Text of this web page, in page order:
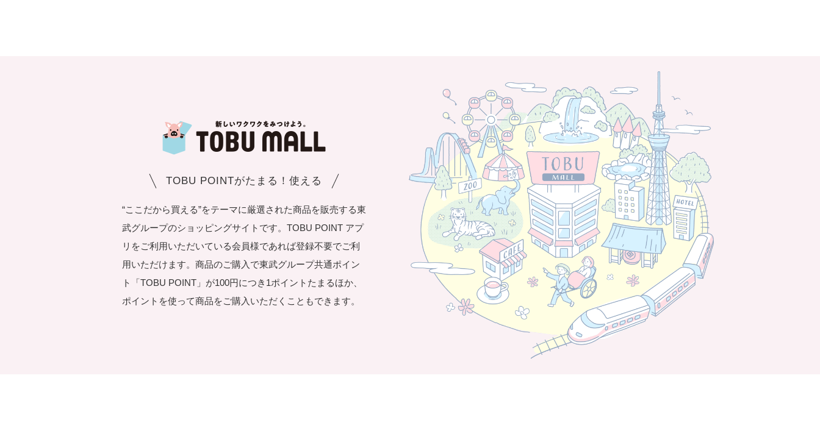
TOBU POINTがたまる！使える
“ここだから買える”をテーマに厳選された商品を販売する東
武グループのショッピングサイトです。TOBU POINT アプ
リをご利用いただいている会員様であれば登録不要でご利
用いただけます。商品のご購入で東武グループ共通ポイン
ト「TOBU POINT」が100円につき1ポイントたまるほか、
ポイントを使って商品をご購入いただくこともできます。